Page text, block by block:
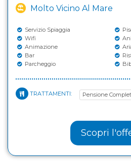
Molto Vicino Al Mare
Servizio Spiaggia
Wifi
Animazione
Bar
Parcheggio
TRATTAMENTI: Pensione
Scopri